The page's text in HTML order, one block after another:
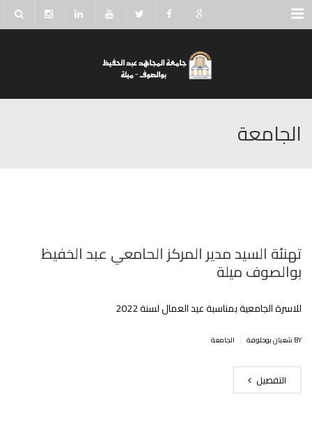
Menu
الجامعة
تهنئة السيد مدير المركز الحامعي عبد الخفيظ
بوالصوف ميلة
للاسرة الجامعية بمناسبة عيد العمال لسنة 2022
BY شعبان بوحلوفة الجامعة
التفصيل